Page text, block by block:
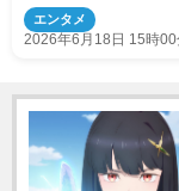
み ネット恐怖「阿部
定？？」「グロい」
エンタメ
2026年6月18日 15時00